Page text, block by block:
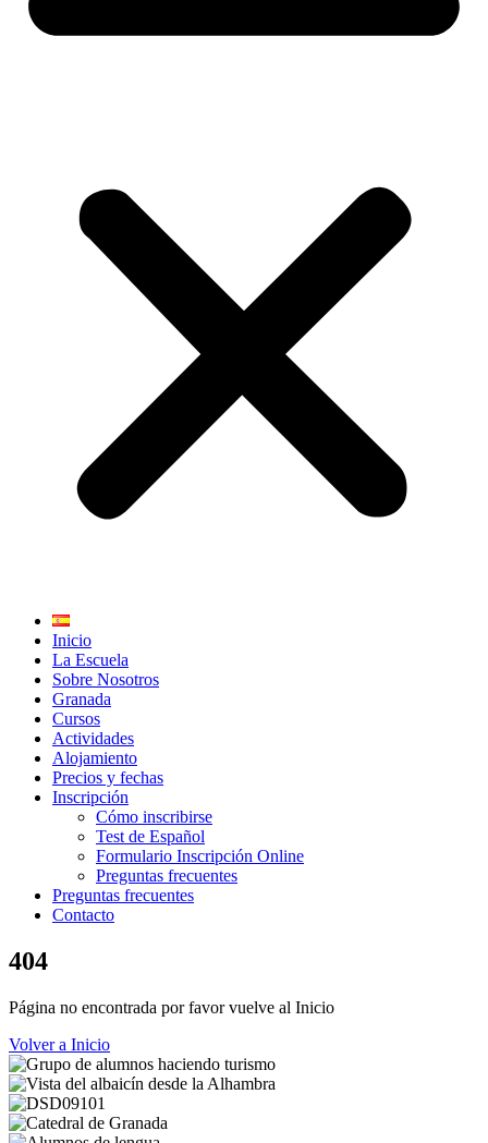
Inicio
La Escuela
Sobre Nosotros
Granada
Cursos
Actividades
Alojamiento
Precios y fechas
Inscripción
Cómo inscribirse
Test de Español
Formulario Inscripción Online
Preguntas frecuentes
Preguntas frecuentes
Contacto
404
Página no encontrada por favor vuelve al Inicio
Volver a Inicio